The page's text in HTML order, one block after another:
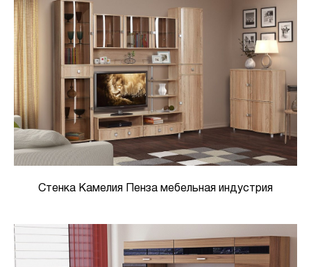
Стенка Камелия Пенза мебельная индустрия